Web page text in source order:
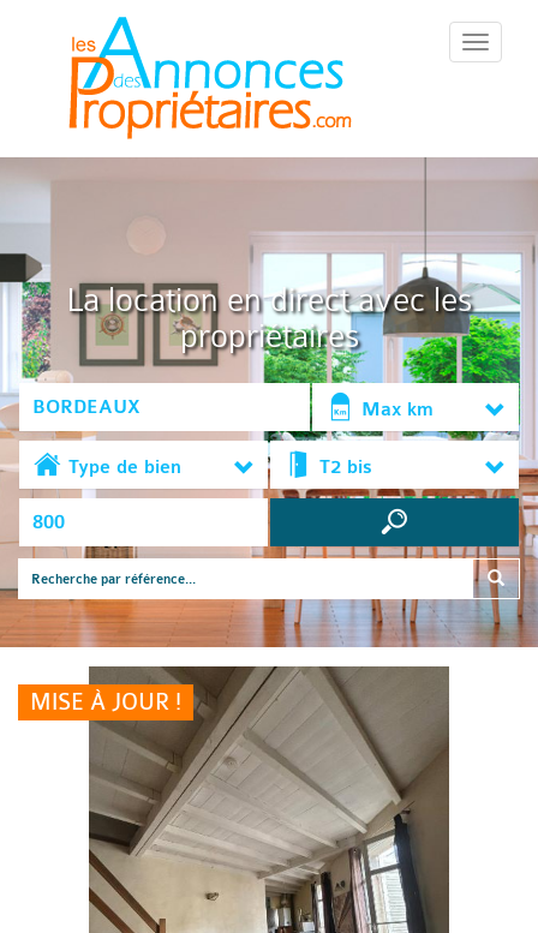
::Menu::
La location en direct avec les
propriétaires
Max km
Type de bien T2 bis
MISE À JOUR !